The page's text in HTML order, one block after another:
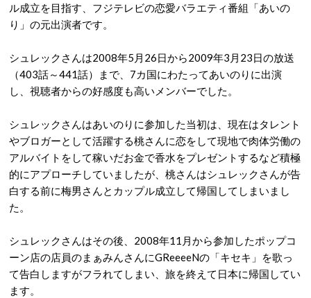
ル成立を目指す、フジテレビの恋愛バラエティ番組「あいの
り」の元出演者です。
シュレックさんは2008年5月26日から2009年3月23日の放送
（403話～441話）まで、7カ国にわたってあいのりに出演
し、視聴者からの好感度も高いメンバーでした。
シュレックさんはあいのりに参加した当初は、現在はタレント
やブロガーとして活躍する桃さんに恋をして現地で肉体労働の
アルバイトをして稼いだお金で香水をプレゼントするなど積極
的にアプローチしていましたが、桃さんはシュレックさんが告
白する前に梅男さんとカップル成立して帰国してしまいまし
た。
シュレックさんはその後、2008年11月から参加したポップコ
ーン店の店員のまぁみんさんにGReeeeNの「キセキ」を歌っ
て告白しますがフラれてしまい、旅を終えて日本に帰国してい
ます。